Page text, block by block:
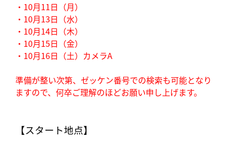
・10月11日（月）
・10月13日（水）
・10月14日（木）
・10月15日（金）
・10月16日（土）カメラA
準備が整い次第、ゼッケン番号での検索も可能となり
ますので、何卒ご理解のほどお願い申し上げます。
【スタート地点】